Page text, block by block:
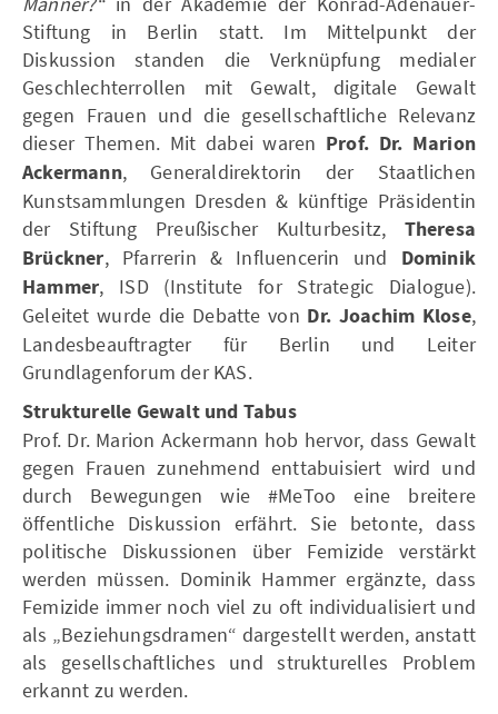
Stiftung in Berlin statt. Im Mittelpunkt der
Diskussion standen die Verknüpfung medialer
Geschlechterrollen mit Gewalt, digitale Gewalt
gegen Frauen und die gesellschaftliche Relevanz
dieser Themen. Mit dabei waren Prof. Dr. Marion
Ackermann, Generaldirektorin der Staatlichen
Kunstsammlungen Dresden & künftige Präsidentin
der Stiftung Preußischer Kulturbesitz, Theresa
Brückner, Pfarrerin & Influencerin und Dominik
Hammer, ISD (Institute for Strategic Dialogue).
Geleitet wurde die Debatte von Dr. Joachim Klose,
Landesbeauftragter für Berlin und Leiter
Grundlagenforum der KAS.
Strukturelle Gewalt und Tabus
Prof. Dr. Marion Ackermann hob hervor, dass Gewalt
gegen Frauen zunehmend enttabuisiert wird und
durch Bewegungen wie #MeToo eine breitere
öffentliche Diskussion erfährt. Sie betonte, dass
politische Diskussionen über Femizide verstärkt
werden müssen. Dominik Hammer ergänzte, dass
Femizide immer noch viel zu oft individualisiert und
als „Beziehungsdramen“ dargestellt werden, anstatt
als gesellschaftliches und strukturelles Problem
erkannt zu werden.